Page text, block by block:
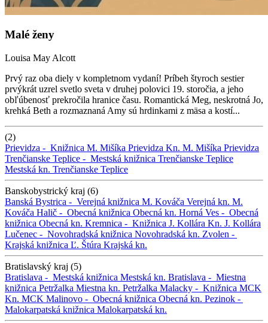
Malé ženy
Louisa May Alcott
Prvý raz oba diely v kompletnom vydaní! Príbeh štyroch sestier
prvýkrát uzrel svetlo sveta v druhej polovici 19. storočia, a jeho
obľúbenosť prekročila hranice času. Romantická Meg, neskrotná Jo,
krehká Beth a rozmaznaná Amy sú hrdinkami z mäsa a kostí...
(2)
Prievidza - Knižnica M. Mišíka Prievidza Kn. M. Mišíka Prievidza
Trenčianske Teplice - Mestská knižnica Trenčianske Teplice
Mestská kn. Trenčianske Teplice
Banskobystrický kraj (6)
Banská Bystrica - Verejná knižnica M. Kováča Verejná kn. M.
Kováča Halič - Obecná knižnica Obecná kn. Horná Ves - Obecná
knižnica Obecná kn. Kremnica - Knižnica J. Kollára Kn. J. Kollára
Lučenec - Novohradská knižnica Novohradská kn. Zvolen -
Krajská knižnica Ľ. Štúra Krajská kn.
Bratislavský kraj (5)
Bratislava - Mestská knižnica Mestská kn. Bratislava - Miestna
knižnica Petržalka Miestna kn. Petržalka Malacky - Knižnica MCK
Kn. MCK Malinovo - Obecná knižnica Obecná kn. Pezinok -
Malokarpatská knižnica Malokarpatská kn.